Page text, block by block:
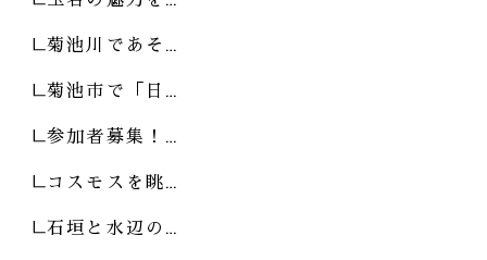
菊池川であそ…
菊池市で「日…
参加者募集！…
コスモスを眺…
石垣と水辺の…